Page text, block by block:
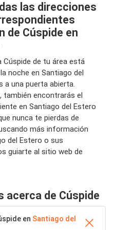
las direcciones
de Cúspide en
Cúspide de tu área está
noche en Santiago del
a una puerta abierta.
encontrarás el
en Santiago del Estero
nunca te pierdas de
más información
del Estero o sus
guiarte al sitio web de
de Cúspide
en Santiago del